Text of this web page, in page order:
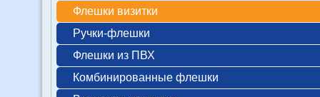
Флешки визитки
Ручки-флешки
Флешки из ПВХ
Комбинированные флешки